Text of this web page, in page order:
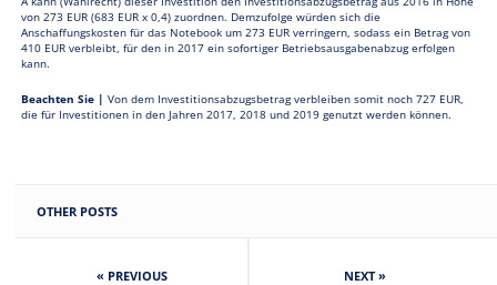
von 273 EUR (683 EUR x 0,4) zuordnen. Demzufolge würden sich die
Anschaffungskosten für das Notebook um 273 EUR verringern, sodass ein Betrag von
410 EUR verbleibt, für den in 2017 ein sofortiger Betriebsausgabenabzug erfolgen
kann.
Beachten Sie |Von dem Investitionsabzugsbetrag verbleiben somit noch 727 EUR,
die für Investitionen in den Jahren 2017, 2018 und 2019 genutzt werden können.
OTHER POSTS
« PREVIOUS NEXT »